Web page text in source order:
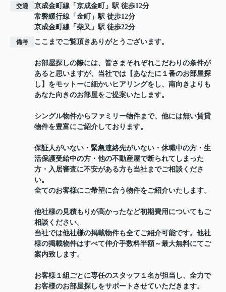
交通 京成金町線 「 京成金町
」駅 徒歩12分
常磐緩行線 「 金町
」駅 徒歩12分
京成金町線 「 柴又 」駅 徒歩22分
備考 ここまでご覧頂きありがとうございます。
お部屋探しの際には、皆さまそれぞれこだわりの条件が
あると思いますが、当社では【あなたに１番のお部屋探
し】をモットーに細かいヒアリングをし、南向きよりも
あなた向きのお部屋をご提案いたします。
シングル物件からファミリー物件まで、他には無い賃貸
物件を豊富にご紹介しております。
保証人がいない・緊急連絡先がいない・休職中の方・生
活保護受給中の方・他の不動産屋で断られてしまった
方・入居審査に不安がある方も当社までご相談くださ
い。
全てのお客様にご希望に合う物件をご紹介いたします。
他社様の見積もりが高かったなど初期費用についてもご
相談ください。
当社では他社様の掲載物件も全てご紹介可能です。他社
様の掲載物件はすべて仲介手数料半額～最大無料にてご
案内致します。
お客様１組ごとに専任のスタッフ１名が担当し、全力で
お客様のお部屋探しをサポートさせていただきます。